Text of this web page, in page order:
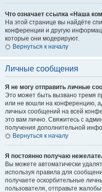
Что означает ссылка «Наша
На этой странице вы найдёте
конференции и другую
которые они модерируют.
Вернуться к началу
Личные сообщения
Я не могу отправить личные
Это может быть вызвано тремя
или не вошли на конференцию,
личных сообщений на всей
это вам лично. Свяжитесь с
получения дополнительной
Вернуться к началу
Я постоянно получаю
Вы можете автоматически
используя правила для
получаете оскорбительные
пользователя, отправьте